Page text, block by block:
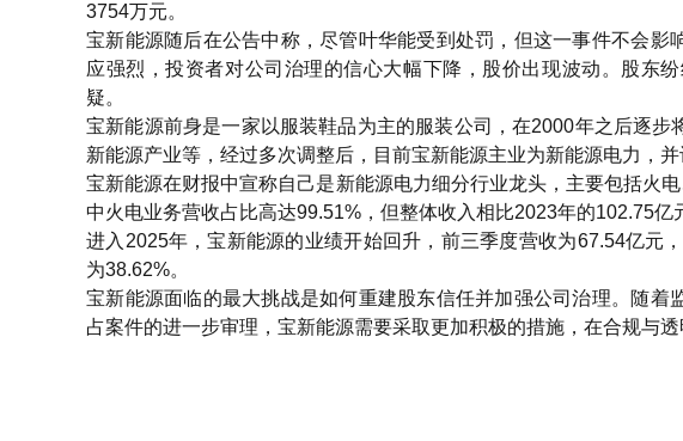
3754万元。
宝新能源随后在公告中称，尽管叶华能受到处罚，但这一事件不会影
应强烈，投资者对公司治理的信心大幅下降，股价出现波动。股东
疑。
宝新能源前身是一家以服装鞋品为主的服装公司，在2000年之后逐步
新能源产业等，经过多次调整后，目前宝新能源主业为新能源电力，并
宝新能源在财报中宣称自己是新能源电力细分行业龙头，主要包括火
中火电业务营收占比高达99.51%，但整体收入相比2023年的102.75亿
进入2025年，宝新能源的业绩开始回升，前三季度营收为67.54亿元
为38.62%。
宝新能源面临的最大挑战是如何重建股东信任并加强公司治理。随
占案件的进一步审理，宝新能源需要采取更加积极的措施，在合规与